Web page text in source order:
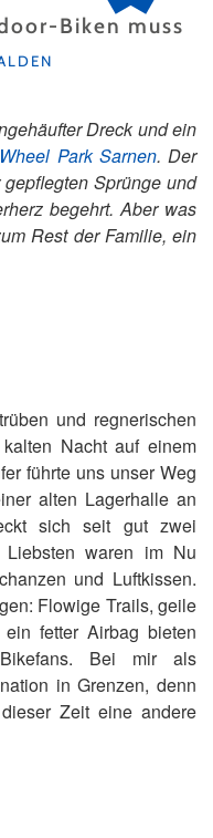
Biken muss
Dreck und ein
Wheel Park Sarnen. Der
Sprünge und
begehrt. Aber was
Rest der Familie, ein
und regnerischen
Nacht auf einem
führte uns unser Weg
alten Lagerhalle an
sich seit gut zwei
waren im Nu
und Luftkissen.
Flowige Trails, geile
fetter Airbag bieten
Bei mir als
in Grenzen, denn
Zeit eine andere